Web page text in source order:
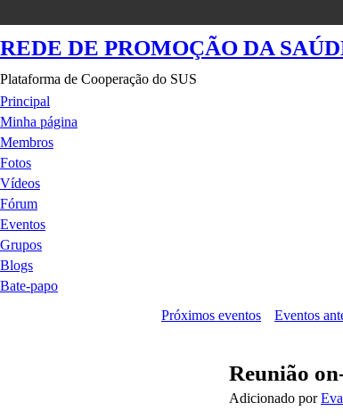
REDE DE PROMOÇÃO DA
Plataforma de Cooperação do SUS
Principal
Minha página
Membros
Fotos
Vídeos
Fórum
Eventos
Grupos
Blogs
Bate-papo
Próximos eventos
Eventos
Reunião
Adicionado por